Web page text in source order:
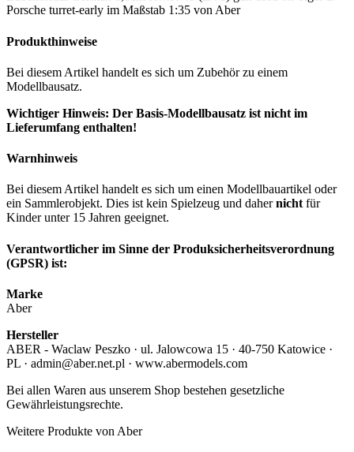
Porsche turret-early im Maßstab 1:35 von Aber
Produkthinweise
Bei diesem Artikel handelt es sich um Zubehör zu einem
Modellbausatz.
Wichtiger Hinweis: Der Basis-Modellbausatz ist nicht im
Lieferumfang enthalten!
Warnhinweis
Bei diesem Artikel handelt es sich um einen Modellbauartikel oder
ein Sammlerobjekt. Dies ist kein Spielzeug und dahernicht für
Kinder unter 15 Jahren geeignet.
Verantwortlicher im Sinne der Produksicherheitsverordnung
(GPSR) ist:
Marke
Aber
Hersteller
ABER - Waclaw Peszko · ul. Jalowcowa 15 · 40-750 Katowice ·
PL · admin@aber.net.pl · www.abermodels.com
Bei allen Waren aus unserem Shop bestehen gesetzliche
Gewährleistungsrechte.
Weitere Produkte von Aber